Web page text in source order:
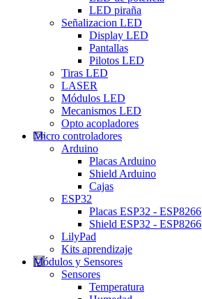
LED piraña
Señalizacion LED
Display LED
Pantallas
Pilotos LED
Tiras LED
LASER
Módulos LED
Mecanismos LED
Opto acopladores
Micro controladores
Arduino
Placas Arduino
Shield Arduino
Cajas
ESP32
Placas ESP32 - ESP8266
Shield ESP32 - ESP8266
LilyPad
Kits aprendizaje
Módulos y Sensores
Sensores
Temperatura